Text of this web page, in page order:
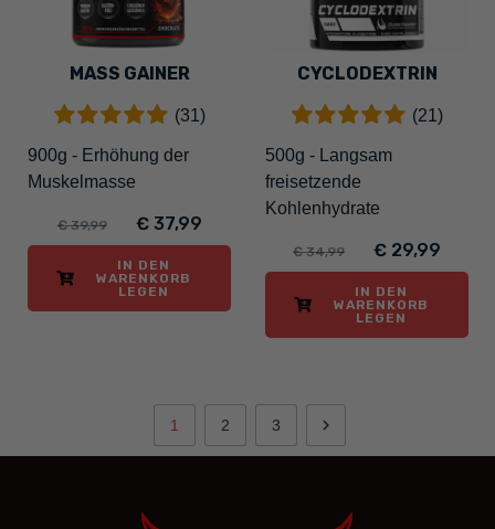
MASS GAINER
(31)
900g - Erhöhung der
Muskelmasse
€ 39,99 € 37,99
IN DEN
WARENKORB
LEGEN
CYCLODEXTRIN
(21)
500g - Langsam
freisetzende
Kohlenhydrate
€ 34,99 € 29,99
IN DEN
WARENKORB
LEGEN
1 2 3 